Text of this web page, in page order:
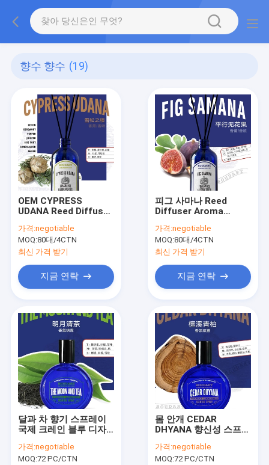
향수 향수 (19)
OEM CYPRESS
UDANA Reed Diffuser
일 아로마 라탄 스틱
가격:negotiable
MOQ:80대/4CTN
최신 가격 받기
지금 연락
피그 사마나 Reed
Diffuser Aroma
가격:negotiable
MOQ:80대/4CTN
최신 가격 받기
지금 연락
달과 차 향기 스프레이
국제 크레인 블루 디자
가격:negotiable
MOQ:72 PC/CTN
몸 안개 CEDAR
DHYANA 향신성 스프레
OEM 향수 향수 기름 농
축
가격:negotiable
MOQ:72 PC/CTN